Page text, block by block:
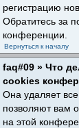
регистрацию
Обратитесь за
конференции.
Вернуться к началу
faq#09 » Что
cookies
Она удаляет
позволяют вам
на этой